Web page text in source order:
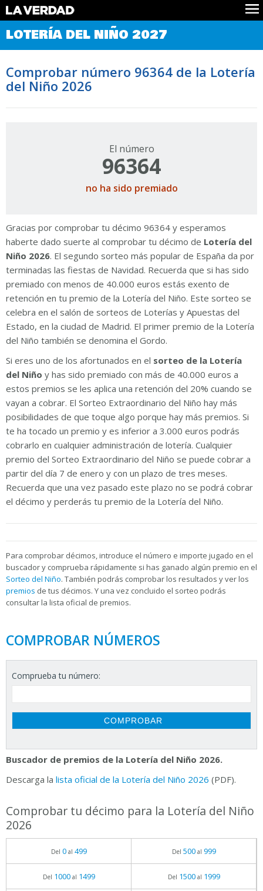
Comprobar Loteria del Niño
Premios
Noticias
Datos
Historia
LOTERÍA DEL NIÑO 2027
Comprobar número 96364 de la Lotería
del Niño 2026
El número
96364
no ha sido premiado
Gracias por comprobar tu décimo 96364 y esperamos
haberte dado suerte al comprobar tu décimo de Lotería del
Niño 2026. El segundo sorteo más popular de España da por
terminadas las fiestas de Navidad. Recuerda que si has sido
premiado con menos de 40.000 euros estás exento de
retención en tu premio de la Lotería del Niño. Este sorteo se
celebra en el salón de sorteos de Loterías y Apuestas del
Estado, en la ciudad de Madrid. El primer premio de la Lotería
del Niño también se denomina el Gordo.
Si eres uno de los afortunados en el sorteo de la Lotería
del Niño y has sido premiado con más de 40.000 euros a
estos premios se les aplica una retención del 20% cuando se
vayan a cobrar. El Sorteo Extraordinario del Niño hay más
posibilidades de que toque algo porque hay más premios. Si
te ha tocado un premio y es inferior a 3.000 euros podrás
cobrarlo en cualquier administración de lotería. Cualquier
premio del Sorteo Extraordinario del Niño se puede cobrar a
partir del día 7 de enero y con un plazo de tres meses.
Recuerda que una vez pasado este plazo no se podrá cobrar
el décimo y perderás tu premio de la Lotería del Niño.
Para comprobar décimos, introduce el número e importe jugado en el
buscador y comprueba rápidamente si has ganado algún premio en el
Sorteo del Niño. También podrás comprobar los resultados y ver los
premios de tus décimos. Y una vez concluido el sorteo podrás
consultar la lista oficial de premios.
COMPROBAR NÚMEROS
Comprueba tu número:
Buscador de premios de la Lotería del Niño 2026.
Descarga la lista oficial de la Lotería del Niño 2026 (PDF).
Comprobar tu décimo para la Lotería del Niño
2026
Del 0al 499 Del 500al 999
Del 1000al 1499 Del 1500al 1999